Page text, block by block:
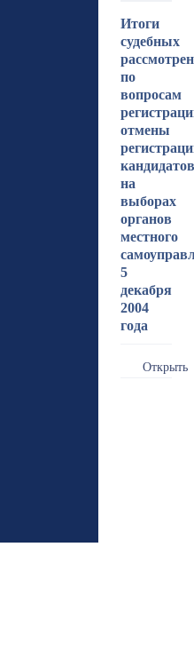
Итоги
судебных
по
вопросам
отмены
кандидатов
на
выборах
органов
местного
5
декабря
2004
года
Открыть